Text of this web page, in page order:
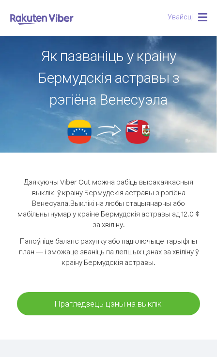
Увайсці
Як пазваніць у краіну
Бермудскія астравы з
рэгіёна Венесуэла
Дзякуючы Viber Out можна рабіць высакаякасныя
выклікі ў краіну Бермудскія астравы з рэгіёна
Венесуэла.Выклікі на любы стацыянарны або
мабільны нумар у краіне Бермудскія астравы ад 12.0 ¢
за хвіліну.
Папоўніце баланс рахунку або падключыце тарыфны
план — і зможаце званіць па лепшых цэнах за хвіліну ў
краіну Бермудскія астравы.
Прагледзець цэны на выклікі